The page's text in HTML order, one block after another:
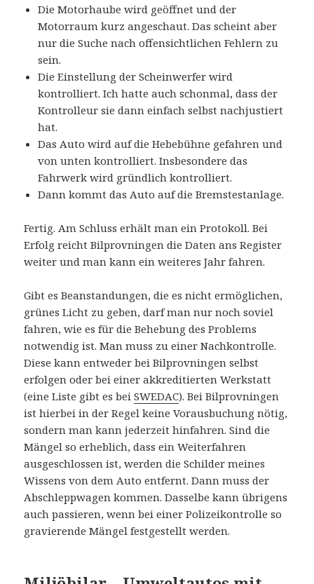
Die Motorhaube wird geöffnet und der
Motorraum kurz angeschaut. Das scheint aber
nur die Suche nach offensichtlichen Fehlern zu
sein.
Die Einstellung der Scheinwerfer wird
kontrolliert. Ich hatte auch schonmal, dass der
Kontrolleur sie dann einfach selbst nachjustiert
hat.
Das Auto wird auf die Hebebühne gefahren und
von unten kontrolliert. Insbesondere das
Fahrwerk wird gründlich kontrolliert.
Dann kommt das Auto auf die Bremstestanlage.
Fertig. Am Schluss erhält man ein Protokoll. Bei
Erfolg reicht Bilprovningen die Daten ans Register
weiter und man kann ein weiteres Jahr fahren.
Gibt es Beanstandungen, die es nicht ermöglichen,
grünes Licht zu geben, darf man nur noch soviel
fahren, wie es für die Behebung des Problems
notwendig ist. Man muss zu einer Nachkontrolle.
Diese kann entweder bei Bilprovningen selbst
erfolgen oder bei einer akkreditierten Werkstatt
(eine Liste gibt es beiSWEDAC). Bei Bilprovningen
ist hierbei in der Regel keine Vorausbuchung nötig,
sondern man kann jederzeit hinfahren. Sind die
Mängel so erheblich, dass ein Weiterfahren
ausgeschlossen ist, werden die Schilder meines
Wissens von dem Auto entfernt. Dann muss der
Abschleppwagen kommen. Dasselbe kann übrigens
auch passieren, wenn bei einer Polizeikontrolle so
gravierende Mängel festgestellt werden.